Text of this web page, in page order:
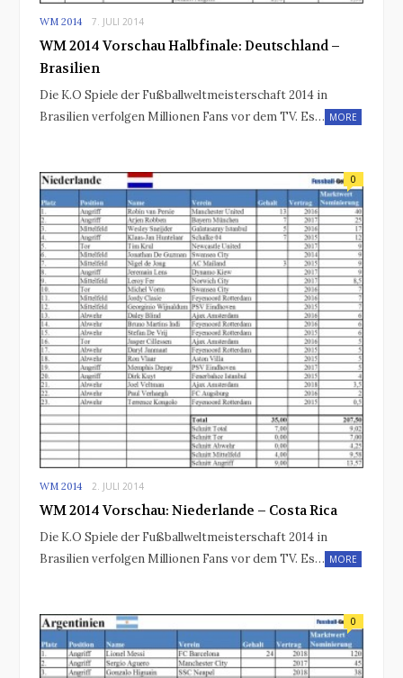
WM 2014 7. JULI 2014
WM 2014 Vorschau Halbfinale: Deutschland –
Brasilien
Die K.O Spiele der Fußballweltmeisterschaft 2014 in
Brasilien verfolgen Millionen Fans vor dem TV. Es… MORE
WM 2014 2. JULI 2014
0
WM 2014 Vorschau: Niederlande – Costa Rica
Die K.O Spiele der Fußballweltmeisterschaft 2014 in
Brasilien verfolgen Millionen Fans vor dem TV. Es… MORE
0